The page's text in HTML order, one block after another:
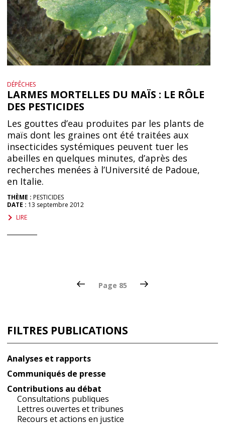
DÉPÊCHES
LARMES MORTELLES DU MAÏS : LE RÔLE
DES PESTICIDES
Les gouttes d’eau produites par les plants de
maïs dont les graines ont été traitées aux
insecticides systémiques peuvent tuer les
abeilles en quelques minutes, d’après des
recherches menées à l’Université de Padoue,
en Italie.
THÈME : PESTICIDES
DATE : 13 septembre 2012
LIRE
Page
Page 85 Page
FILTRES PUBLICATIONS
Analyses et rapports
Communiqués de presse
Contributions au débat
Consultations publiques
Lettres ouvertes et tribunes
Recours et actions en justice